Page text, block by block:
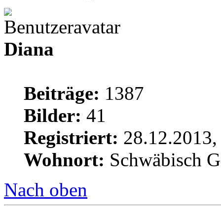
Diana
Beiträge: 1387
Bilder: 41
Registriert:
Wohnort: Schwäbisch
Nach oben